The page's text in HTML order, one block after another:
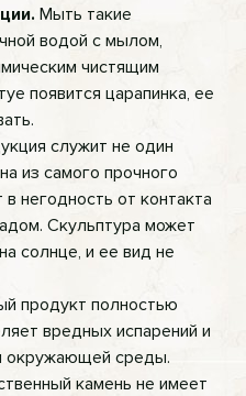
Мыть такие
водой с мылом,
чистящим
появится царапинка, ее
служит не один
из самого прочного
негодность от контакта
Скульптура может
солнце, и ее вид не
продукт полностью
вредных испарений и
окружающей среды.
камень не имеет